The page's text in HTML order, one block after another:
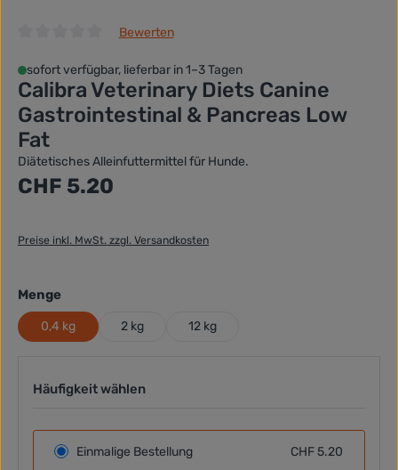
Bewerten
sofort verfügbar, lieferbar in 1–3 Tagen
Calibra Veterinary Diets Canine
Gastrointestinal & Pancreas Low
Fat
Diätetisches Alleinfuttermittel für Hunde.
Regulärer Preis:
CHF 5.20
Preise inkl. MwSt. zzgl. Versandkosten
Mengeauswählen
0,4 kg 2 kg 12 kg
Häufigkeit wählen
Einmalige Bestellung CHF 5.20